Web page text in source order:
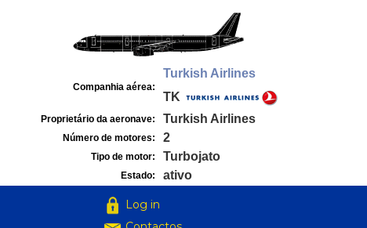
Companhia aérea:
Turkish Airlines
TK
Proprietário da aeronave: Turkish Airlines
Número de motores: 2
Tipo de motor: Turbojato
Estado: ativo
Log in